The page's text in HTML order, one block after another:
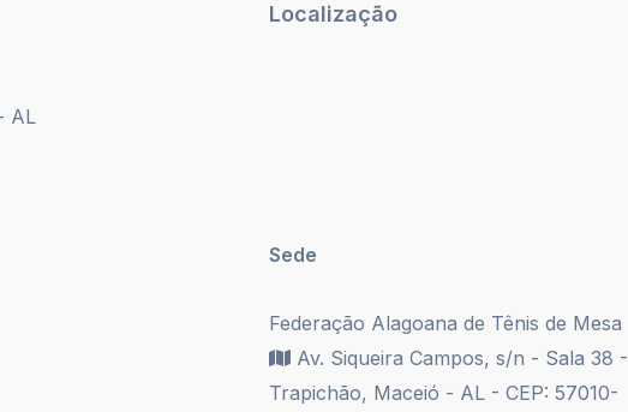
AL
Localização
Sede
Federação Alagoana de Tênis de Mesa
Av. Siqueira Campos, s/n - Sala 38 -
Trapichão, Maceió - AL - CEP: 57010-